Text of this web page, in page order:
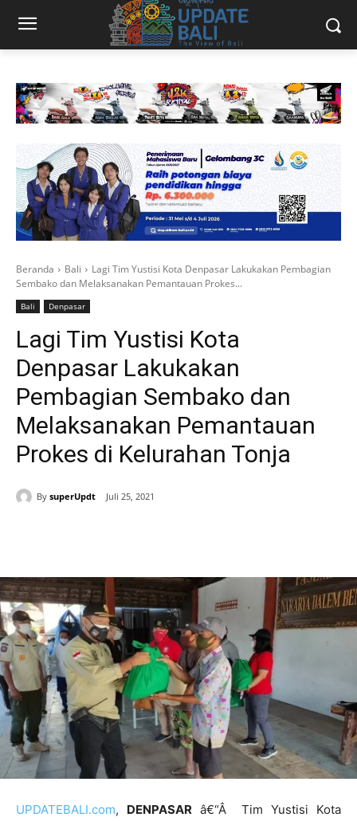
Beranda Bali
Lagi Tim Yustisi Kota Denpasar Lakukakan Pembagian
Sembako dan Melaksanakan Pemantauan Prokes...
Bali Denpasar
Lagi Tim Yustisi Kota
Denpasar Lakukakan
Pembagian Sembako dan
Melaksanakan Pemantauan
Prokes di Kelurahan Tonja
By superUpdt Juli 25, 2021
UPDATEBALI.com, DENPASAR â€“Â Tim Yustisi Kota